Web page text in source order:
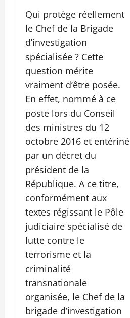
Qui protège réellement
le Chef de la Brigade
d’investigation
spécialisée ? Cette
question mérite
vraiment d’être posée.
En effet, nommé à ce
poste lors du Conseil
des ministres du 12
octobre 2016 et entériné
par un décret du
président de la
République. A ce titre,
conformément aux
textes régissant le Pôle
judiciaire spécialisé de
lutte contre le
terrorisme et la
criminalité
transnationale
organisée, le Chef de la
brigade d’investigation